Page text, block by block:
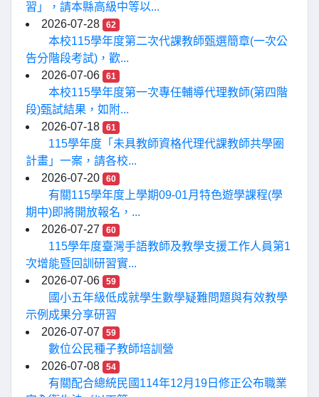
習」，請本縣高級中等以...
2026-07-28
62
本校115學年度第二次代課教師甄選簡章(一次公
告分階段考試)，歡...
2026-07-06
61
本校115學年度第一次專任輔導代理教師(第四階
段)甄試結果，如附...
2026-07-18
61
115學年度「未具教師資格代理代課教師共學圈
計畫」一案，請各校...
2026-07-20
60
有關115學年度上學期09-01月特色遊學課程(學
期中)即將開放報名，...
2026-07-27
60
115學年度臺灣手語教師及教學支援工作人員第1
次增能暨回訓研習實...
2026-07-06
59
國小五年級低成就學生數學疑難問題與有效教學
示例成果分享研習
2026-07-07
59
數位公民種子教師培訓營
2026-07-08
54
有關配合總統民國114年12月19日修正公布職業